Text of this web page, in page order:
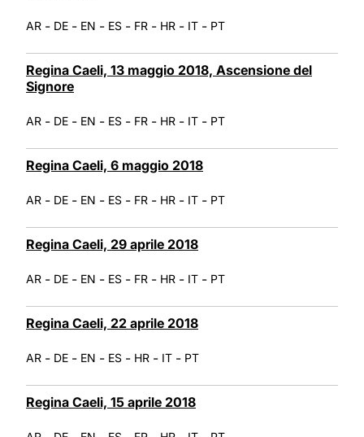
AR - DE - EN - ES - FR - HR - IT - PT
Regina Caeli, 13 maggio 2018, Ascensione del
Signore
AR - DE - EN - ES - FR - HR - IT - PT
Regina Caeli, 6 maggio 2018
AR - DE - EN - ES - FR - HR - IT - PT
Regina Caeli, 29 aprile 2018
AR - DE - EN - ES - FR - HR - IT - PT
Regina Caeli, 22 aprile 2018
AR - DE - EN - ES - HR - IT - PT
Regina Caeli, 15 aprile 2018